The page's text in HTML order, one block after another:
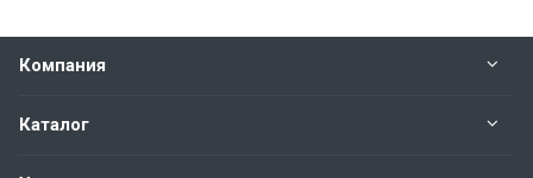
Компания
Каталог